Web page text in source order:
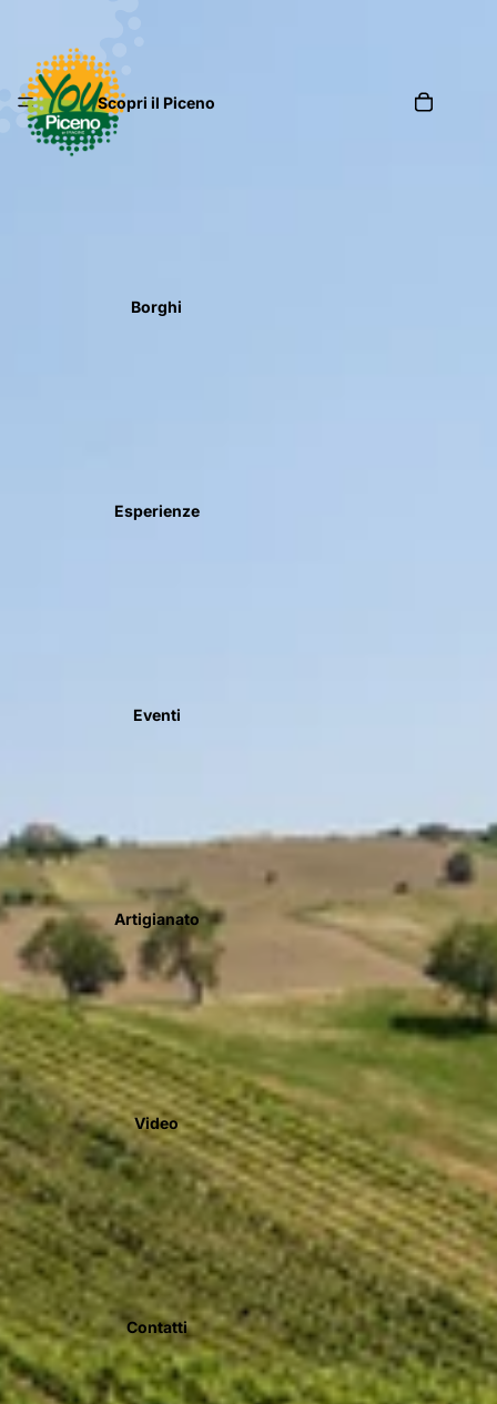
Scopri il Piceno
Borghi
Esperienze
Eventi
Artigianato
Video
Contatti